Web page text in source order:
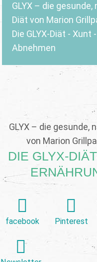
GLYX – die
Diät von Marion
Die GLYX-Diät - Xunt
Abnehmen
GLYX – die gesunde,
von Marion
DIE GLYX-
facebook Pinterest